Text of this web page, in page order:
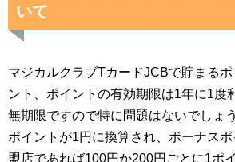
いて
マジカルクラブTカードJCBで貯まる
ント、ポイントの有効期限は1年に1度
無期限ですので特に問題はないでしょ
ポイントが1円に換算され、ボーナス
盟店であれば100円か200円ごとに1ポ